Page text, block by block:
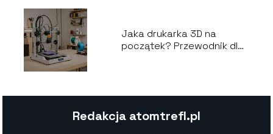
Jaka drukarka 3D na
początek? Przewodnik dla
Redakcja atomtrefl.pl